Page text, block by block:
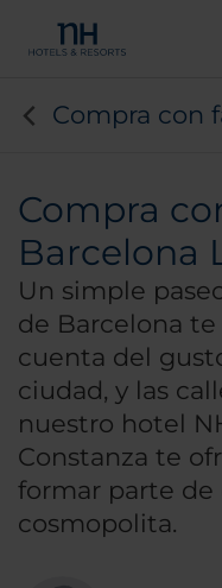
Compra
Barcelona
Un simple
de Barcelona te
cuenta del
ciudad, y las
nuestro hotel
Constanza te
formar parte de
cosmopolita.